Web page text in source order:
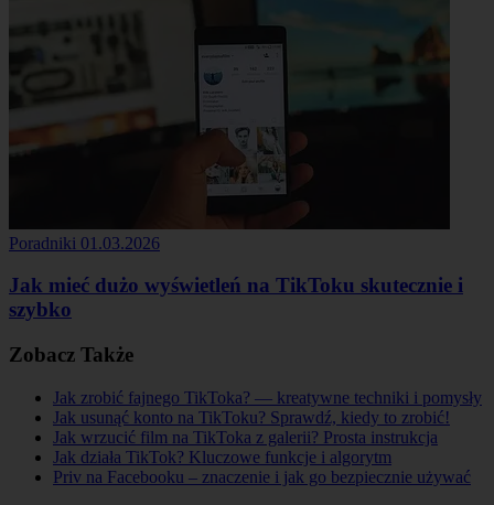
Poradniki 01.03.2026
Jak mieć dużo wyświetleń na TikToku skutecznie i
szybko
Zobacz Także
Jak zrobić fajnego TikToka? — kreatywne techniki i pomysły
Jak usunąć konto na TikToku? Sprawdź, kiedy to zrobić!
Jak wrzucić film na TikToka z galerii? Prosta instrukcja
Jak działa TikTok? Kluczowe funkcje i algorytm
Priv na Facebooku – znaczenie i jak go bezpiecznie używać